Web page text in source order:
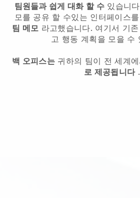
팀원들과 쉽게 대화 할 수 있습니
모를 공유 할 수있는 인터페이스
팀 메모 라고했습니다. 여기서 기
고 행동 계획을 모을 수
백 오피스는 귀하의 팀이 전 세계
로 제공됩니다.